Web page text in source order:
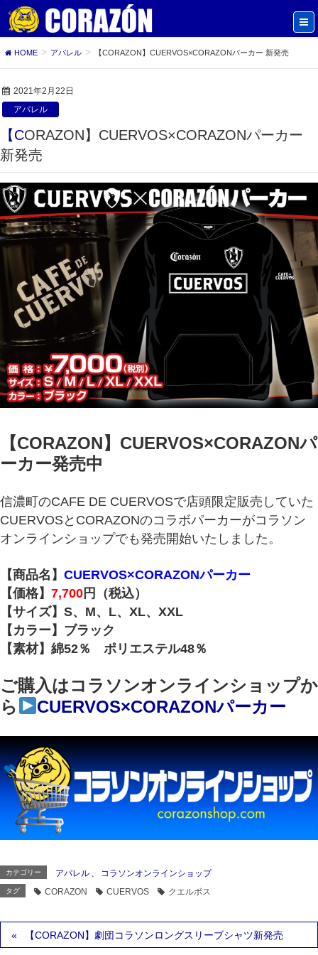
HOME アパレル 【CORAZON】CUERVOS×CORAZONパーカー 新発売
2021年2月22日
アパレル
【CORAZON】CUERVOS×CORAZONパーカー
新発売
【CORAZON】CUERVOS×CORAZONパ
ーカー発売中
信濃町のCAFE DE CUERVOSで店頭限定販売していた
CUERVOSとCORAZONのコラボパーカーがコラソン
オンラインショップでも発売開始いたしました。
【商品名】 CUERVOS×CORAZONパーカー
【価格】 7,700 円（税込）
【サイズ】S、M、L、XL、XXL
【カラー】ブラック
【素材】綿52％ ポリエステル48％
ご購入はコラソンオンラインショップか
ら
CUERVOS×CORAZONパーカー
カテゴリー アパレル 、 コラソンオンラインショップ
タグ CORAZON CUERVOS クエルボス
【CORAZON】劇団コラソンロングスリーブシャツ新発売